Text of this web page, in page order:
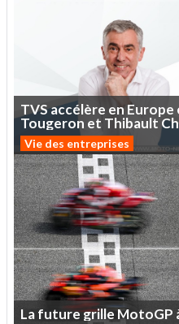
TVSaccélère enEurope
Tougeron et Thibault
Vie des entreprises
Lafuturegrille MotoGP